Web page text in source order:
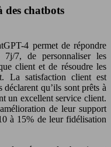
des chatbots
4 permet de répondre
7, de personnaliser les
client et de résoudre les
La satisfaction client est
déclarent qu’ils sont prêts à
un excellent service client.
de leur support
à 15% de leur fidélisation